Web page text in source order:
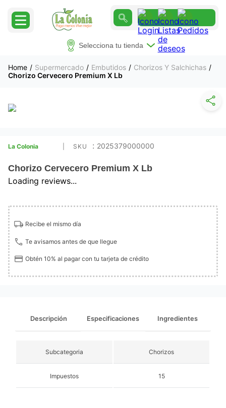
Selecciona tu tienda
Supermercado Embutidos
Chorizos Y Salchichas
Chorizo Cervecero Premium X Lb
La Colonia : 2025379000000
Chorizo Cervecero Premium X Lb
Loading reviews...
Recibe el mismo día
Te avisamos antes de que llegue
Obtén 10% al pagar con tu tarjeta de crédito
Descripción Especificaciones Ingredientes
Subcategoria Chorizos
Impuestos 15